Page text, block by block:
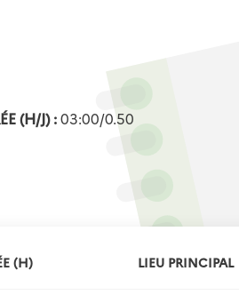
(H/J) :03:00/0.50
(H) LIEU PRINCIPAL